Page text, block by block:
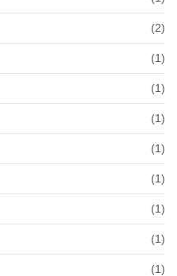
(2)
(1)
(1)
(1)
(1)
(1)
(1)
(1)
(1)